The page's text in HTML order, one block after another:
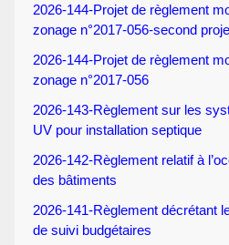
2026-144-Projet de règlement
zonage n°2017-056-second
2026-144-Projet de règlement
zonage n°2017-056
2026-143-Règlement sur les
UV pour installation septique
2026-142-Règlement relatif à
des bâtiments
2026-141-Règlement décrétant
de suivi budgétaires